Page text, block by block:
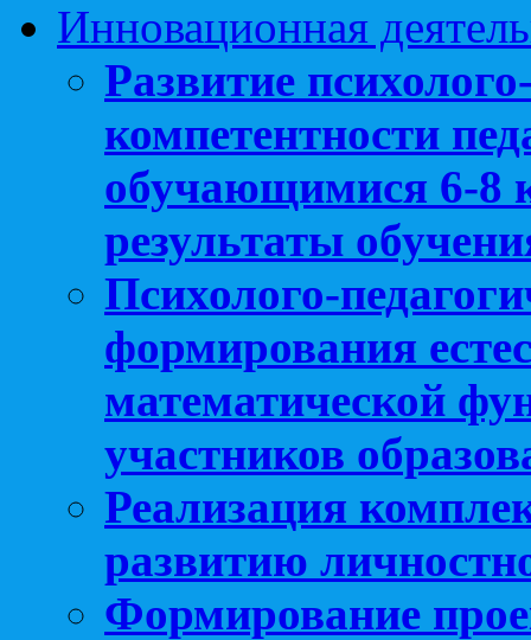
Инновационная
Развитие
компетентности
обучающимися 6-8
результаты
Психолого-
формирования
математической
участников
Реализация
развитию
Формирование